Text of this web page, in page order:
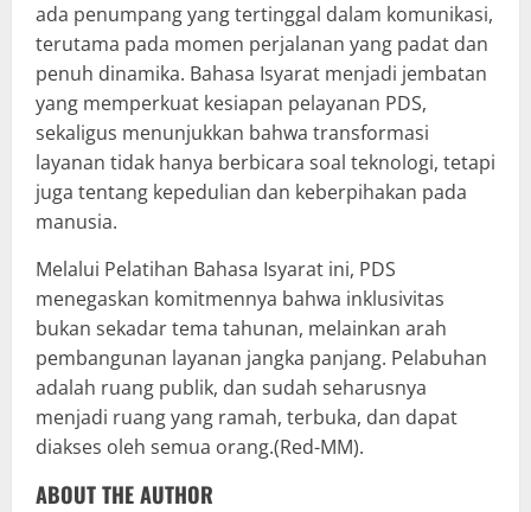
ada penumpang yang tertinggal dalam komunikasi,
terutama pada momen perjalanan yang padat dan
penuh dinamika. Bahasa Isyarat menjadi jembatan
yang memperkuat kesiapan pelayanan PDS,
sekaligus menunjukkan bahwa transformasi
layanan tidak hanya berbicara soal teknologi, tetapi
juga tentang kepedulian dan keberpihakan pada
manusia.
Melalui Pelatihan Bahasa Isyarat ini, PDS
menegaskan komitmennya bahwa inklusivitas
bukan sekadar tema tahunan, melainkan arah
pembangunan layanan jangka panjang. Pelabuhan
adalah ruang publik, dan sudah seharusnya
menjadi ruang yang ramah, terbuka, dan dapat
diakses oleh semua orang.(Red-MM).
ABOUT THE AUTHOR